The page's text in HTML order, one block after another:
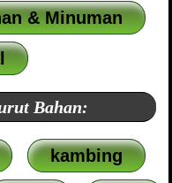
& Minuman
Bahan:
kambing